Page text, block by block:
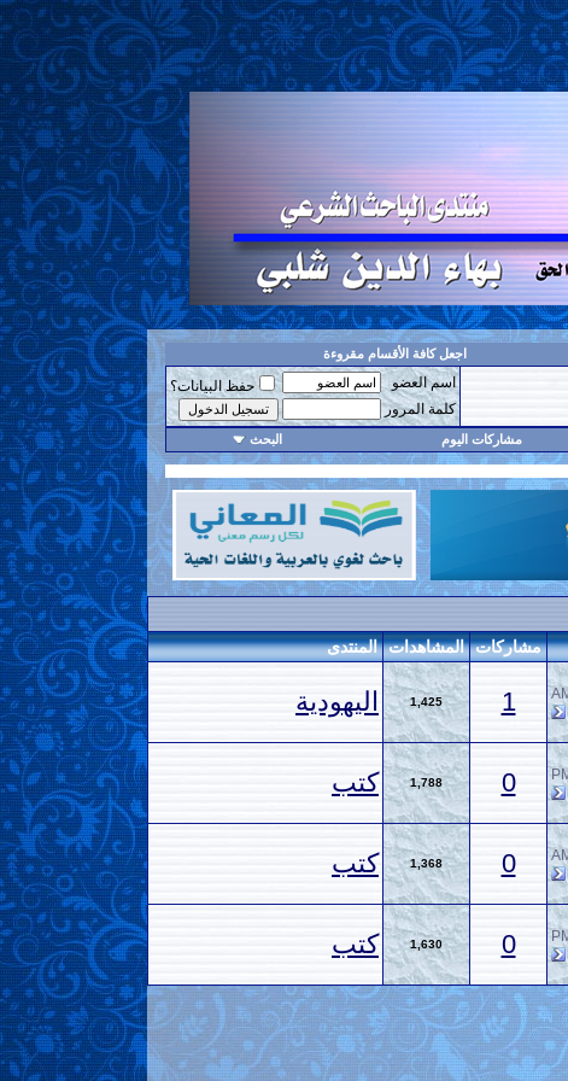
اجعل كافة الأقسام مقروءة
اسم العضو
حفظ البيانات؟
كلمة المرور
مشاركات اليوم البحث
مشاركات المشاهدات المنتدى
1
1,425 اليهودية
0
1,788 كتب
0
1,368 كتب
0
1,630 كتب